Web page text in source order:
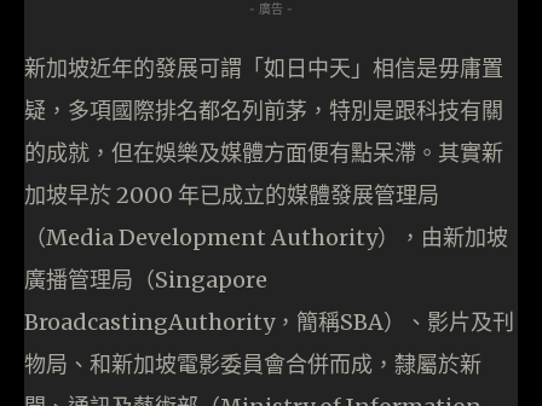
- 廣告 -
新加坡近年的發展可謂「如日中天」相信是毋庸置
疑，多項國際排名都名列前茅，特別是跟科技有關
的成就，但在娛樂及媒體方面便有點呆滯。其實新
加坡早於 2000 年已成立的媒體發展管理局
（Media Development Authority），由新加坡
廣播管理局（Singapore
BroadcastingAuthority，簡稱SBA）、影片及刊
物局、和新加坡電影委員會合併而成，隸屬於新